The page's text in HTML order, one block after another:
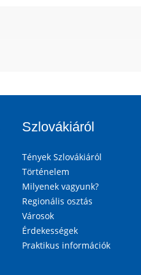
Szlovákiáról
Tények Szlovákiáról
Történelem
Milyenek vagyunk?
Regionális osztás
Városok
Érdekességek
Praktikus információk